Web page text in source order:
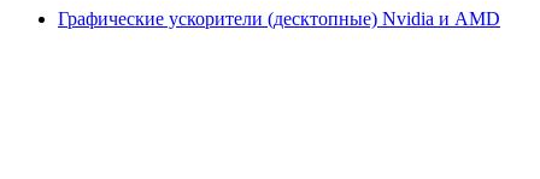
Графические ускорители (десктопные) Nvidia и AMD